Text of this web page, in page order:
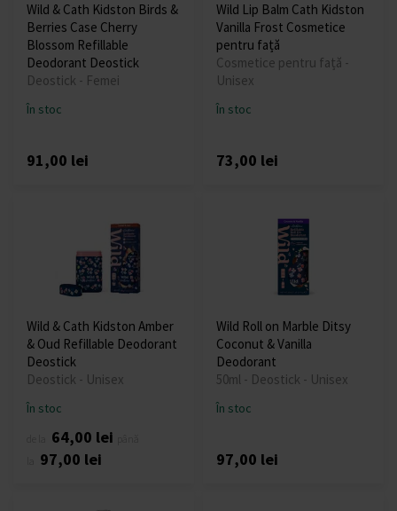
Wild & Cath Kidston Birds &
Berries Case Cherry
Blossom Refillable
Deodorant Deostick
Deostick - Femei
În stoc
91,00 lei
Wild Lip Balm Cath Kidston
Vanilla Frost Cosmetice
pentru față
Cosmetice pentru față -
Unisex
În stoc
73,00 lei
Wild & Cath Kidston Amber
& Oud Refillable Deodorant
Deostick
Deostick - Unisex
În stoc
64,00 lei
97,00 lei
Wild Roll on Marble Ditsy
Coconut & Vanilla
Deodorant
50ml - Deostick - Unisex
În stoc
97,00 lei